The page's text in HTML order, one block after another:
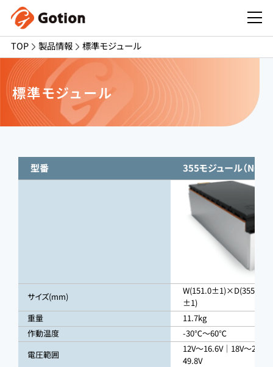
TOP 製品情報 標準モジュール
標準モジュール
型番 355モジュール（NCM）
サイズ(mm)
±1)
重量
11.7kg
作動温度
-30℃～60℃
電圧範囲
12V～16.6V｜18V～
49.8V